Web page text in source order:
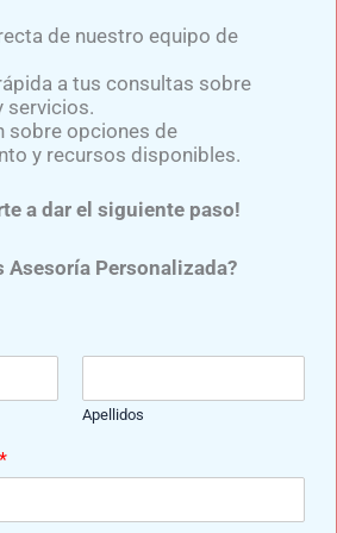
del paciente con
total o parcial de una
Amputados: Técnicas Y
de nuestro equipo de
a tus consultas sobre
servicios.
sobre opciones de
y recursos disponibles.
a dar el siguiente paso!
Asesoría Personalizada?
Apellidos
*